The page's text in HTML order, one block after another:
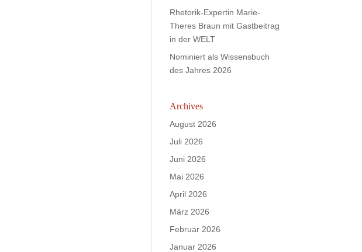
Rhetorik-Expertin Marie-
Theres Braun mit Gastbeitrag
in der WELT
Nominiert als Wissensbuch
des Jahres 2026
Archives
August 2026
Juli 2026
Juni 2026
Mai 2026
April 2026
März 2026
Februar 2026
Januar 2026